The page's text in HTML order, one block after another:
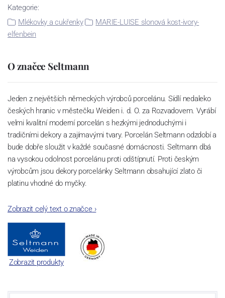
Kategorie:
Mlékovky a cukřenky
MARIE-LUISE slonová kost-ivory-
elfenbein
O značce Seltmann
Jeden z největších německých výrobců porcelánu. Sídlí nedaleko
českých hranic v městečku Weiden i. d. O. za Rozvadovem. Vyrábí
velmi kvalitní moderní porcelán s hezkými jednoduchými i
tradičními dekory a zajímavými tvary. Porcelán Seltmann odzdobí a
bude dobře sloužit v každé současné domácnosti. Seltmann dbá
na vysokou odolnost porcelánu proti odštípnutí. Proti českým
výrobcům jsou dekory porcelánky Seltmann obsahující zlato či
platinu vhodné do myčky.
Zobrazit celý text o značce›
Zobrazit produkty